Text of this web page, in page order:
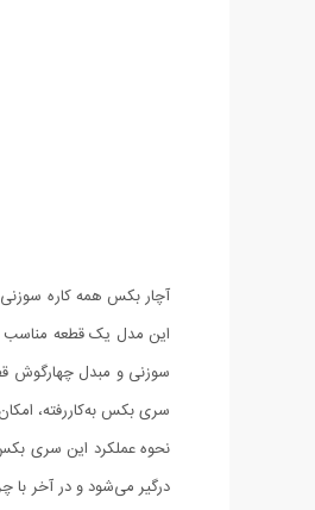
آچار بکس همه کاره
سوزنی و مبدل چهار‌گوش
سری بکس به‌کاررفته، امکان
نحوه عملکرد این سری
درگیر می‌شود و در آخر